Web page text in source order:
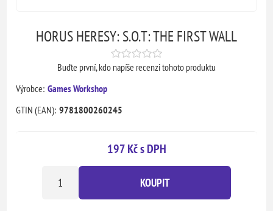
HORUS HERESY: S.O.T: THE FIRST WALL
Buďte první, kdo napíše recenzi tohoto produktu
Výrobce: Games Workshop
GTIN (EAN): 9781800260245
197 Kč s DPH
KOUPIT